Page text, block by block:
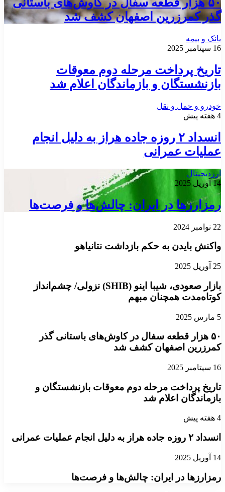
۵۰ هزار قطعه سفال در کاوش‌های باستانی
گذر کمرزرین اصفهان کشف شد
بانک و بیمه
16 سپتامبر 2025
تاریخ پرداخت مرحله دوم معوقات
بازنشستگان و بازماندگان اعلام شد
خودرو و حمل و نقل
4 هفته پیش
انسداد ۲ روزه جاده هراز به دلیل انجام
عملیات عمرانی
ارزدیجیتال
14 آوریل 2025
رمزارزها در ایران: چالش‌ها و فرصت‌ها
22 نوامبر 2024
واکنش بایدن به حکم بازداشت نتانیاهو
25 آوریل 2025
بازار صعودی، شیبا اینو (SHIB) نزولی/ چشم‌انداز
کوتاه‌مدت همچنان مبهم
5 مارس 2025
۵۰ هزار قطعه سفال در کاوش‌های باستانی گذر
کمرزرین اصفهان کشف شد
16 سپتامبر 2025
تاریخ پرداخت مرحله دوم معوقات بازنشستگان و
بازماندگان اعلام شد
4 هفته پیش
انسداد ۲ روزه جاده هراز به دلیل انجام عملیات عمرانی
14 آوریل 2025
رمزارزها در ایران: چالش‌ها و فرصت‌ها